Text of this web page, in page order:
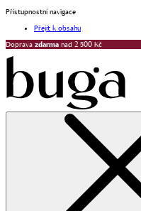
Přístupnostní navigace
Přejít k obsahu
Doprava zdarma nad 2 500 Kč